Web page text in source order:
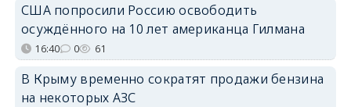
США попросили Россию освободить
осуждённого на 10 лет американца Гилмана
16:40 0 61
В Крыму временно сократят продажи бензина
на некоторых АЗС